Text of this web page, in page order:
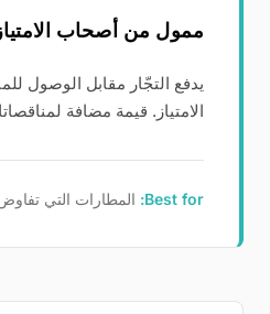
ممول من أصحاب
يدفع التجّار مقابل الوصول
الامتياز. قيمة مضافة
Best for: المطارات التي